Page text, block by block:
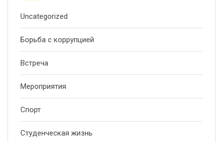
Uncategorized
Борьба с коррупцией
Встреча
Мероприятия
Спорт
Студенческая жизнь